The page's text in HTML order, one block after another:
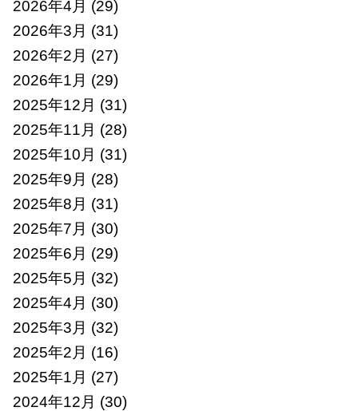
2026年4月 (29)
2026年3月 (31)
2026年2月 (27)
2026年1月 (29)
2025年12月 (31)
2025年11月 (28)
2025年10月 (31)
2025年9月 (28)
2025年8月 (31)
2025年7月 (30)
2025年6月 (29)
2025年5月 (32)
2025年4月 (30)
2025年3月 (32)
2025年2月 (16)
2025年1月 (27)
2024年12月 (30)